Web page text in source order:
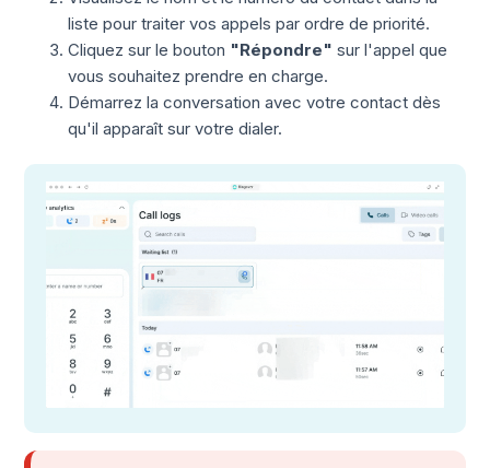
liste pour traiter vos appels par ordre de priorité.
Cliquez sur le bouton "Répondre" sur l'appel que
vous souhaitez prendre en charge.
Démarrez la conversation avec votre contact dès
qu'il apparaît sur votre dialer.